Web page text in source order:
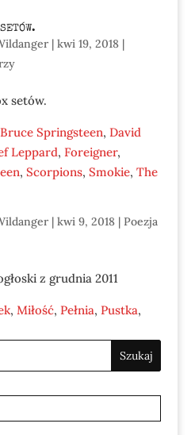
| kwi 19, 2018|
setów.
Bruce Springsteen, David
Leppard, Foreigner,
, Scorpions, Smokie, The
| kwi 9, 2018| Poezja
z grudnia 2011
, Miłość, Pełnia, Pustka,